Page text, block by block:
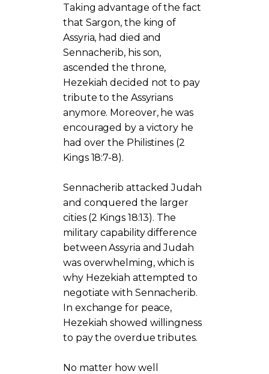
Taking advantage of the fact
that Sargon, the king of
Assyria, had died and
Sennacherib, his son,
ascended the throne,
Hezekiah decided not to pay
tribute to the Assyrians
anymore. Moreover, he was
encouraged by a victory he
had over the Philistines (2
Kings 18:7-8).
Sennacherib attacked Judah
and conquered the larger
cities (2 Kings 18:13). The
military capability difference
between Assyria and Judah
was overwhelming, which is
why Hezekiah attempted to
negotiate with Sennacherib.
In exchange for peace,
Hezekiah showed willingness
to pay the overdue tributes.
No matter how well